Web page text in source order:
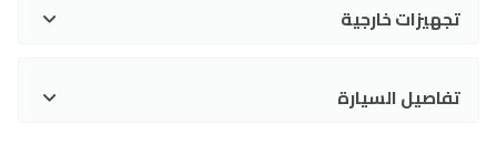
تجهيزات خارجية
تفاصيل السيارة